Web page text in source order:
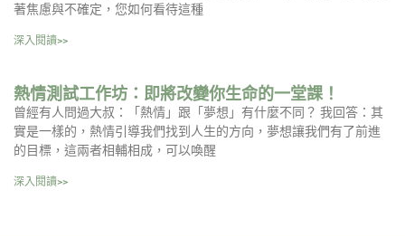
著焦慮與不確定，您如何看待這種
深入閱讀>>
熱情測試工作坊：即將改變你生命的一堂課！
曾經有人問過大叔：「熱情」跟「夢想」有什麼不同？ 我回答：其
實是一樣的，熱情引導我們找到人生的方向，夢想讓我們有了前進
的目標，這兩者相輔相成，可以喚醒
深入閱讀>>